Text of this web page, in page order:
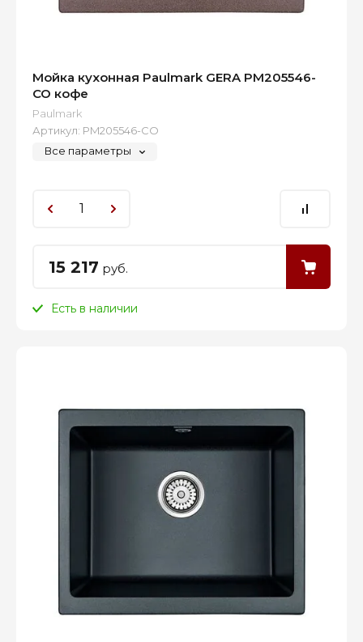
Мойка кухонная Paulmark GERA PM205546-
CO кофе
Paulmark
Артикул: PM205546-CO
Все параметры
15 217 руб.
Есть в наличии